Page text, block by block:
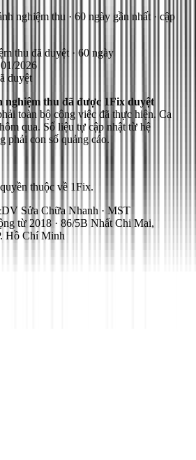
nghiệm thu · 60 ngày gần nhất · cập
thu đã duyệt · 60 ngày
2026
duyệt
nghiệm thu đã được 1Fix duyệt
toàn bộ công việc đã thực hiện. Ca
qua. Số liệu tự cập nhật từ hệ
phải con số quảng cáo.
thuộc về 1Fix.
Sửa Chữa Nhanh · MST
từ 2018 · 86/5B Nhất Chi Mai,
Hồ Chí Minh